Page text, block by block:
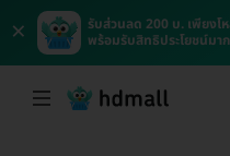
×
รับส่วนลด 200 บ. เพียง
พร้อมรับสิทธิประโยชน์มา